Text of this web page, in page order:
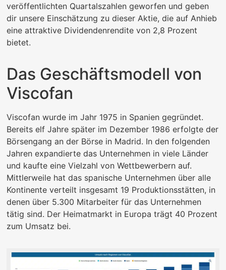
veröffentlichten Quartalszahlen geworfen und geben
dir unsere Einschätzung zu dieser Aktie, die auf Anhieb
eine attraktive Dividendenrendite von 2,8 Prozent
bietet.
Das Geschäftsmodell von
Viscofan
Viscofan wurde im Jahr 1975 in Spanien gegründet.
Bereits elf Jahre später im Dezember 1986 erfolgte der
Börsengang an der Börse in Madrid. In den folgenden
Jahren expandierte das Unternehmen in viele Länder
und kaufte eine Vielzahl von Wettbewerbern auf.
Mittlerweile hat das spanische Unternehmen über alle
Kontinente verteilt insgesamt 19 Produktionsstätten, in
denen über 5.300 Mitarbeiter für das Unternehmen
tätig sind. Der Heimatmarkt in Europa trägt 40 Prozent
zum Umsatz bei.